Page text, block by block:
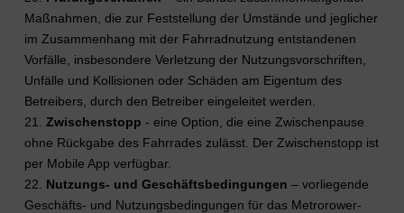
Maßnahmen, die zur Feststellung der Umstände und jeglicher
im Zusammenhang mit der Fahrradnutzung entstandenen
Vorfälle, insbesondere Verletzung der Nutzungsvorschriften,
Unfälle und Kollisionen oder Schäden am Eigentum des
Betreibers, durch den Betreiber eingeleitet werden.
21. Zwischenstopp - eine Option, die eine Zwischenpause
ohne Rückgabe des Fahrrades zulässt. Der Zwischenstopp ist
per Mobile App verfügbar.
22. Nutzungs- und Geschäftsbedingungen – vorliegende
Geschäfts- und Nutzungsbedingungen für das Metrorower-